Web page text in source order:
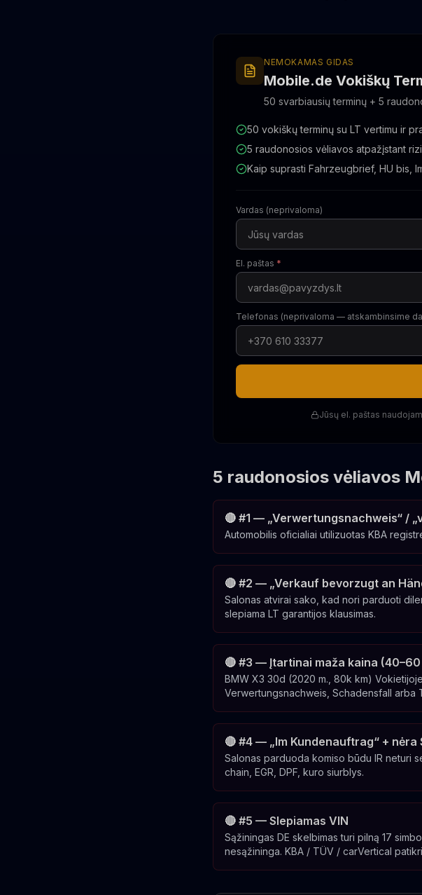
NEMOKAMAS GIDAS
Mobile.de Vokiškų
50 svarbiausių terminų + 5
50 vokiškų terminų su LT vertimu ir
5 raudonosios vėliavos atpažįstant
Kaip suprasti Fahrzeugbrief, HU bis,
Vardas (neprivaloma)
El. paštas *
Telefonas (neprivaloma — atskambinsime
Jūsų el. paštas
5 raudonosios vėliavos
🔴 #1 — „Verwertungsnachweis“ /
Automobilis oficialiai utilizuotas KBA
🔴 #2 — „Verkauf bevorzugt an
Salonas atvirai sako, kad nori parduoti
slepiama LT garantijos klausimas.
🔴 #3 — Įtartinai maža kaina
BMW X3 30d (2020 m., 80k km)
Verwertungsnachweis, Schadensfall arba
🔴 #4 — „Im Kundenauftrag“ +
Salonas parduoda komiso būdu IR neturi
chain, EGR, DPF, kuro siurblys.
🔴 #5 — Slepiamas VIN
Sąžiningas DE skelbimas turi pilną 17
nesąžininga. KBA / TÜV / carVertical